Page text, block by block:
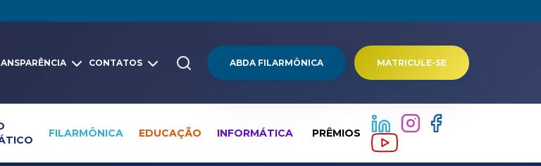
CONTATOS ABDA FILARMÔNICA MATRICULE-SE
FILARMÔNICA EDUCAÇÃO INFORMÁTICA PRÊMIOS
global Notícias Atletismo